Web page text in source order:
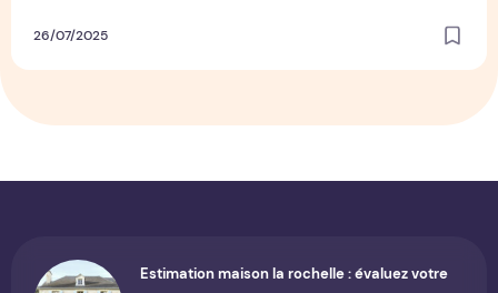
26/07/2025
Estimation maison la rochelle : évaluez votre